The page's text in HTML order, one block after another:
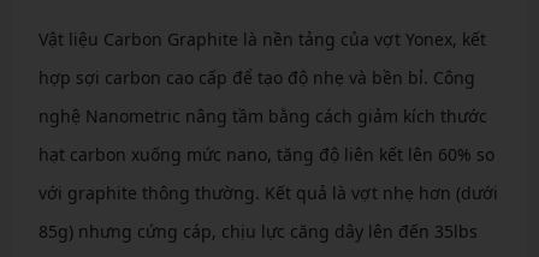
Vật liệu Carbon Graphite là nền tảng của vợt Yonex, kết
hợp sợi carbon cao cấp để tạo độ nhẹ và bền bỉ. Công
nghệ Nanometric nâng tầm bằng cách giảm kích thước
hạt carbon xuống mức nano, tăng độ liên kết lên 60% so
với graphite thông thường. Kết quả là vợt nhẹ hơn (dưới
85g) nhưng cứng cáp, chịu lực căng dây lên đến 35lbs